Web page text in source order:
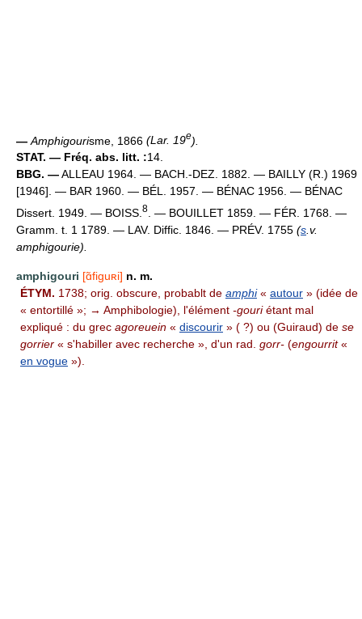
— Amphigourisme, 1866 (Lar. 19e).
STAT. — Fréq. abs. litt. :14.
BBG. —ALLEAU 1964. — BACH.-DEZ. 1882. — BAILLY (R.) 1969
[1946]. — BAR 1960. — BÉL. 1957. — BÉNAC 1956. — BÉNAC
Dissert. 1949. — BOISS. 8
. — BOUILLET 1859. — FÉR. 1768. —
Gramm. t. 1 1789. — LAV. Diffic. 1846. — PRÉV. 1755 (s .v.
amphigourie).
amphigouri [ɑ̃figuʀi] n. m.
ÉTYM. 1738; orig. obscure, probablt de amphi« autour » (idée de
« entortillé »; → Amphibologie), l'élément -gouriétant mal
expliqué : du grec agoreuein « discourir » ( ?) ou (Guiraud) de se
gorrier « s'habiller avec recherche », d'un rad. gorr- (engourrit«
en vogue »).